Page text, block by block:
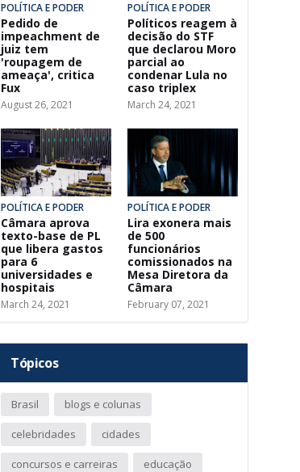
POLÍTICA E PODER
Pedido de
impeachment de
juiz tem
'roupagem de
ameaça', critica
Fux
August 26, 2021
POLÍTICA E PODER
Políticos reagem à
decisão do STF
que declarou Moro
parcial ao
condenar Lula no
caso triplex
March 24, 2021
POLÍTICA E PODER
Câmara aprova
texto-base de PL
que libera gastos
para 6
universidades e
hospitais
March 24, 2021
POLÍTICA E PODER
Lira exonera mais
de 500
funcionários
comissionados na
Mesa Diretora da
Câmara
February 07, 2021
Tópicos
Brasil blogs e colunas
celebridades cidades
concursos e carreiras educação